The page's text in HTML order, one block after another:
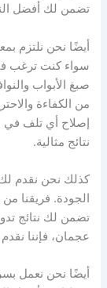
تضمن لك أفضل
أيضًا نحن نلتزم
سواء كنت ترغب
صبغ الأبواب
من الكفاءة
إصلاح أي تلف في
نتائج مثالية.
كذلك نحن نقدم
الجودة. فريقنا
تضمن لك نتائج
عجمان، فإننا
أيضًا نحن نعمل